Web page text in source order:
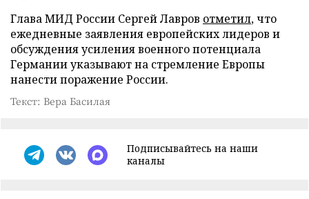
Глава МИД России Сергей Лавров отметил, что
ежедневные заявления европейских лидеров и
обсуждения усиления военного потенциала
Германии указывают на стремление Европы
нанести поражение России.
Текст: Вера Басилая
Подписывайтесь на наши
каналы